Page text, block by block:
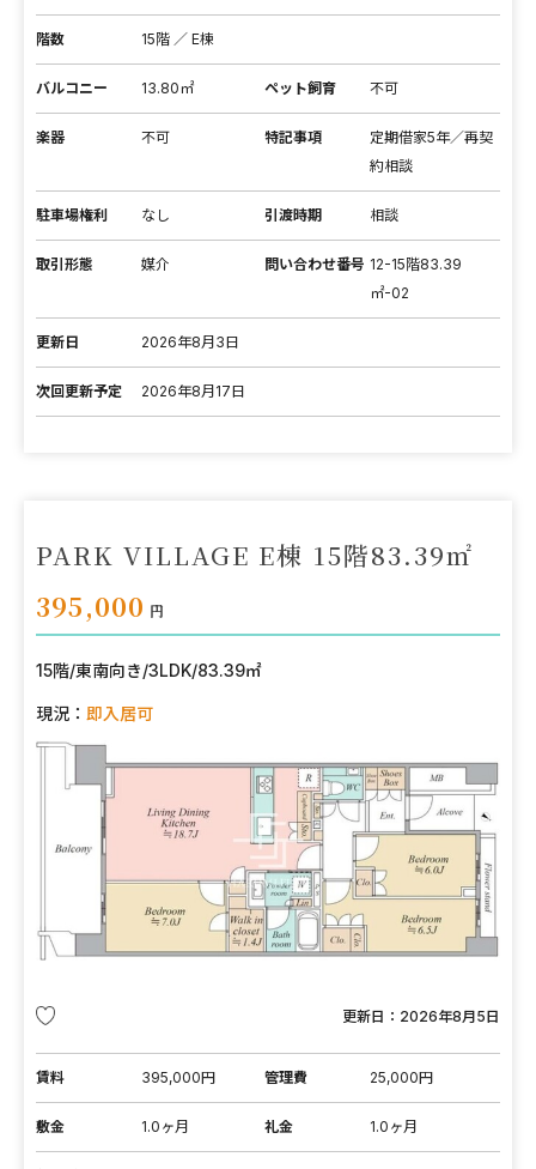
階数 15階 ／ E棟
バルコニー 13.80㎡ ペット飼育 不可
楽器 不可 特記事項
定期借家5年／再契
約相談
駐車場権利 なし 引渡時期 相談
取引形態 媒介 問い合わせ番号 12-15階83.39
㎡-02
更新日 2026年8月3日
次回更新予定 2026年8月17日
PARK VILLAGE E棟 15階83.39㎡
395,000 円
15階/東南向き/3LDK/83.39㎡
現況： 即入居可
更新日： 2026年8月5日
賃料 395,000円 管理費 25,000円
敷金 1.0ヶ月 礼金 1.0ヶ月